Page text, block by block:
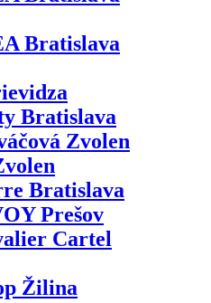
Bratislava
Bratislava
Zvolen
Bratislava
Prešov
Cartel
Žilina